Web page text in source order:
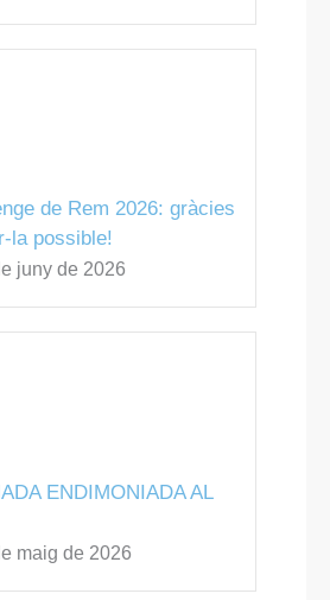
de Rem 2026: gràcies
la possible!
juny de 2026
ENDIMONIADA AL
maig de 2026